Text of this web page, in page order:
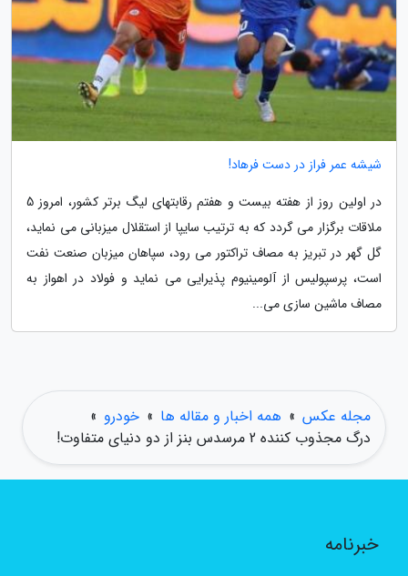
شیشه عمر فراز در دست فرهاد!
در اولین روز از هفته بیست و هفتم رقابتهای لیگ برتر کشور، امروز 5
ملاقات برگزار می گردد که به ترتیب سایپا از استقلال میزبانی می نماید،
گل گهر در تبریز به مصاف تراکتور می رود، سپاهان میزبان صنعت نفت
است، پرسپولیس از آلومینیوم پذیرایی می نماید و فولاد در اهواز به
مصاف ماشین سازی می...
مجله عکس » همه اخبار و مقاله ها » خودرو »
درگ مجذوب کننده 2 مرسدس بنز از دو دنیای متفاوت!
خبرنامه